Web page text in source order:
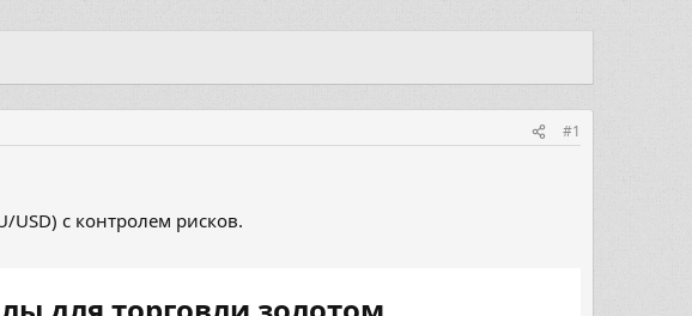
#1
USD) с контролем рисков.